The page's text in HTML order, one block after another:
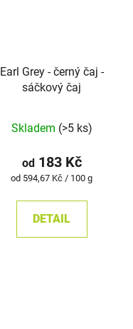
Earl Grey - černý čaj -
sáčkový čaj
Skladem (>5 ks)
od183 Kč
Měrná
od 594,67 Kč / 100 g
DETAIL